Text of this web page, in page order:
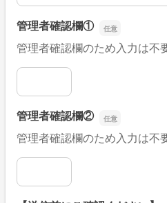
管理者確認欄①
管理者確認欄のため入力は不
管理者確認欄①
管理者確認欄②
管理者確認欄のため入力は不
管理者確認欄②